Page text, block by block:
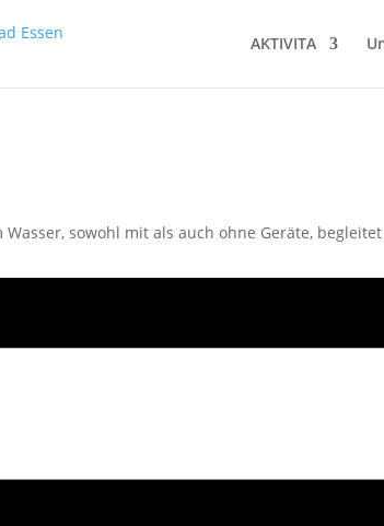
AKTIVITA
sowohl mit als auch ohne Geräte,